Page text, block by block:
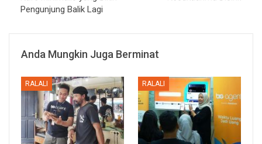
Pengunjung Balik Lagi
Anda Mungkin Juga Berminat
RALALI RALALI